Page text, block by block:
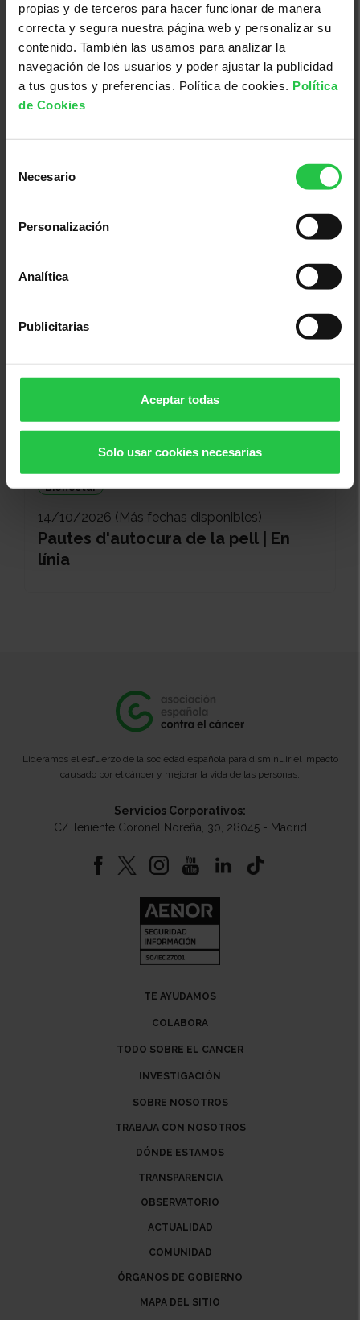
propias y de terceros para hacer funcionar de manera
correcta y segura nuestra página web y personalizar su
contenido. También las usamos para analizar la
navegación de los usuarios y poder ajustar la publicidad
a tus gustos y preferencias. Política de cookies. Política
de Cookies
Necesario
Personalización
Analítica
Publicitarias
Aceptar todas
Solo usar cookies necesarias
14/10/2026 (Más fechas disponibles)
Bienestar
14/10/2026 (Más fechas disponibles)
Pautes d'autocura de la pell | En
línia
Lideramos el esfuerzo de la sociedad española para disminuir el impacto
causado por el cáncer y mejorar la vida de las personas.
Servicios Corporativos:
C/ Teniente Coronel Noreña, 30, 28045 - Madrid
TE AYUDAMOS
COLABORA
TODO SOBRE EL CANCER
INVESTIGACIÓN
SOBRE NOSOTROS
TRABAJA CON NOSOTROS
DÓNDE ESTAMOS
TRANSPARENCIA
OBSERVATORIO
ACTUALIDAD
COMUNIDAD
ÓRGANOS DE GOBIERNO
MAPA DEL SITIO